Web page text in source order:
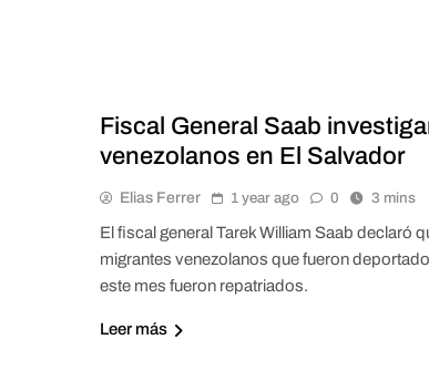
Fiscal General Saab
venezolanos en El Salvador
Elias Ferrer 1 year ago 0 3 mins
El fiscal general Tarek William Saab declaró
migrantes venezolanos que fueron
este mes fueron repatriados.
Leer más